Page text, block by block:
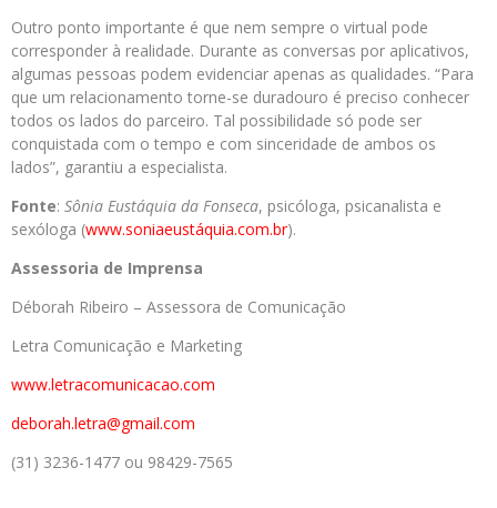
Outro ponto importante é que nem sempre o virtual pode
corresponder à realidade. Durante as conversas por aplicativos,
algumas pessoas podem evidenciar apenas as qualidades. “Para
que um relacionamento torne-se duradouro é preciso conhecer
todos os lados do parceiro. Tal possibilidade só pode ser
conquistada com o tempo e com sinceridade de ambos os
lados”, garantiu a especialista.
Fonte: Sônia Eustáquia da Fonseca, psicóloga, psicanalista e
sexóloga (www.soniaeustáquia.com.br).
Assessoria de Imprensa
Déborah Ribeiro – Assessora de Comunicação
Letra Comunicação e Marketing
www.letracomunicacao.com
deborah.letra@gmail.com
(31) 3236-1477 ou 98429-7565